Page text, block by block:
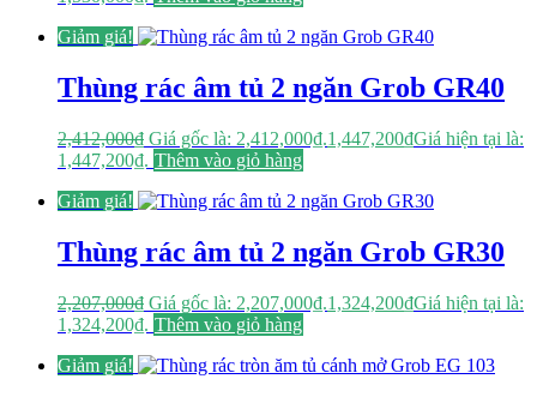
Giảm giá!
Thùng rác âm tủ 2 ngăn Grob GR40
2,412,000₫ Giá gốc là: 2,412,000₫.1,447,200₫Giá hiện tại là:
1,447,200₫. Thêm vào giỏ hàng
Giảm giá!
Thùng rác âm tủ 2 ngăn Grob GR30
2,207,000₫ Giá gốc là: 2,207,000₫.1,324,200₫Giá hiện tại là:
1,324,200₫. Thêm vào giỏ hàng
Giảm giá!